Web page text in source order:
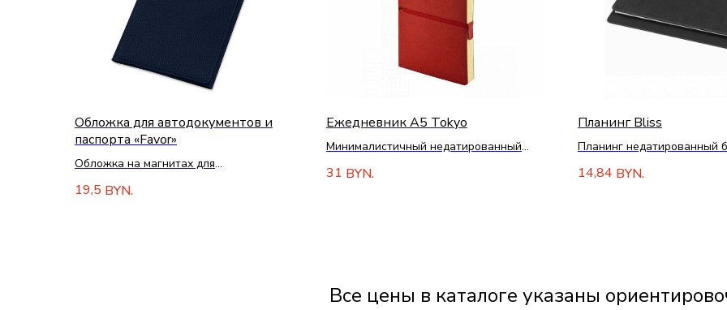
Обложка для автодокументов и
паспорта «Favor»
Обложка на магнитах для
19,5 BYN.
Ежедневник А5 Tokyo
Минималистичный недатированный
31 BYN.
Планинг Bliss
Планинг недатированный
14,84 BYN.
Все цены в каталоге указаны